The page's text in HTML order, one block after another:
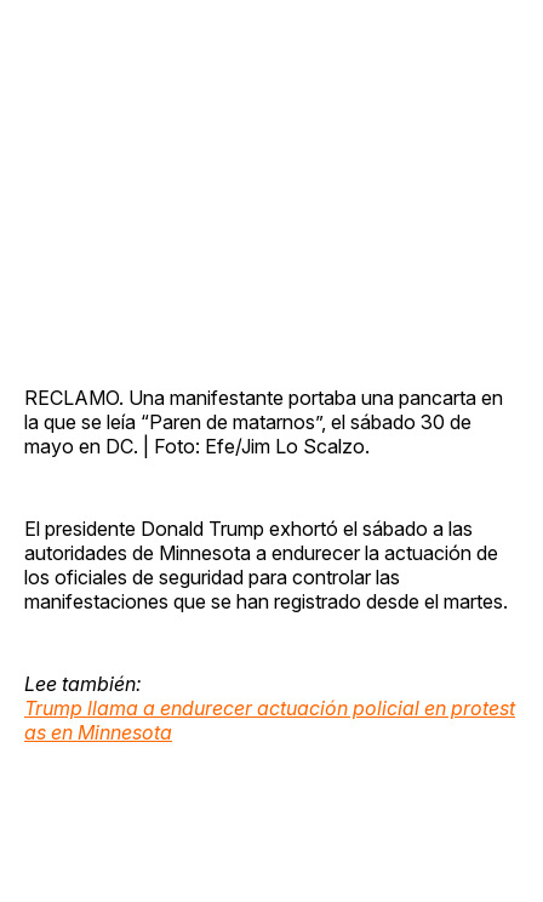
RECLAMO. Una manifestante portaba una pancarta en
la que se leía “Paren de matarnos”, el sábado 30 de
mayo en DC. | Foto: Efe/Jim Lo Scalzo.
El presidente Donald Trump exhortó el sábado a las
autoridades de Minnesota a endurecer la actuación de
los oficiales de seguridad para controlar las
manifestaciones que se han registrado desde el martes.
Lee también:
Trump llama a endurecer actuación policial en protest
as en Minnesota